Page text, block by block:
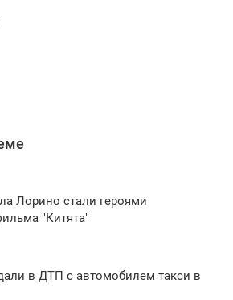
Лорино стали героями
"Китята"
в ДТП с автомобилем такси в